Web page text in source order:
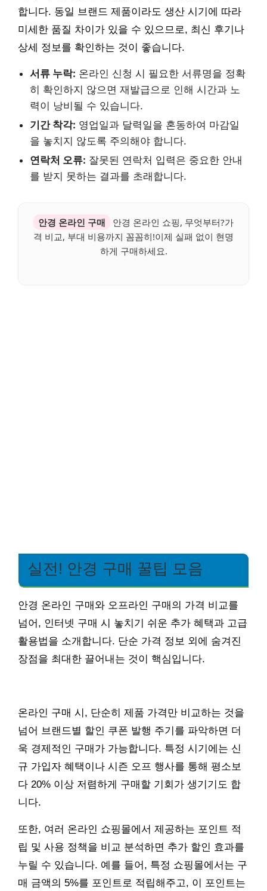
합니다. 동일 브랜드 제품이라도 생산 시기에 따라
미세한 품질 차이가 있을 수 있으므로, 최신 후기나
상세 정보를 확인하는 것이 좋습니다.
서류 누락: 온라인 신청 시 필요한 서류명을 정확
히 확인하지 않으면 재발급으로 인해 시간과 노
력이 낭비될 수 있습니다.
기간 착각: 영업일과 달력일을 혼동하여 마감일
을 놓치지 않도록 주의해야 합니다.
연락처 오류: 잘못된 연락처 입력은 중요한 안내
를 받지 못하는 결과를 초래합니다.
안경 온라인 구매
안경 온라인 쇼핑, 무엇부터?가
격 비교, 부대 비용까지 꼼꼼히!이제 실패 없이 현명
하게 구매하세요.
실전! 안경 구매 꿀팁 모음
안경 온라인 구매와 오프라인 구매의 가격 비교를
넘어, 인터넷 구매 시 놓치기 쉬운 추가 혜택과 고급
활용법을 소개합니다. 단순 가격 정보 외에 숨겨진
장점을 최대한 끌어내는 것이 핵심입니다.
온라인 구매 시, 단순히 제품 가격만 비교하는 것을
넘어 브랜드별 할인 쿠폰 발행 주기를 파악하면 더
욱 경제적인 구매가 가능합니다. 특정 시기에는 신
규 가입자 혜택이나 시즌 오프 행사를 통해 평소보
다 20% 이상 저렴하게 구매할 기회가 생기기도 합
니다.
또한, 여러 온라인 쇼핑몰에서 제공하는 포인트 적
립 및 사용 정책을 비교 분석하면 추가 할인 효과를
누릴 수 있습니다. 예를 들어, 특정 쇼핑몰에서는 구
매 금액의 5%를 포인트로 적립해주고, 이 포인트는